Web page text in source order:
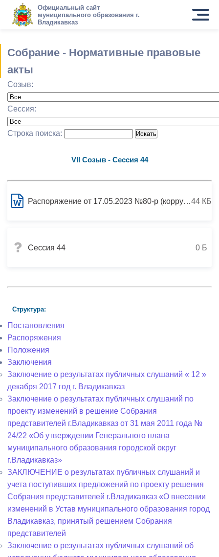
Официальный сайт
муниципального образования г.
Владикавказ
Собрание - Нормативные правовые
акты
Созыв:
Сессия:
Строка поиска:
VII Созыв - Сессия 44
Распоряжение от 17.05.2023 №80-р (корруп)..doc44 КБ
Сессия 44 0 Б
Структура:
Постановления
Распоряжения
Положения
Заключения
Заключение о результатах публичных слушаний « 12 »
декабря 2017 год г. Владикавказ
Заключение о результатах публичных слушаний по
проекту изменений в решение Собрания
представителей г.Владикавказ от 31 мая 2011 года №
24/22 «Об утверждении Генерального плана
муниципального образования городской округ
г.Владикавказ»
ЗАКЛЮЧЕНИЕ о результатах публичных слушаний и
учета поступивших предложений по проекту решения
Собрания представителей г.Владикавказ «О внесении
изменений в Устав муниципального образования город
Владикавказ, принятый решением Собрания
представителей
Заключение о результатах публичных слушаний об